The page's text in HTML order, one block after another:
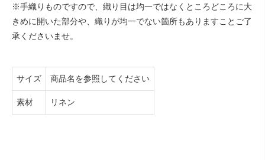
※手織りものですので、織り目は均一ではなくところどころに大
きめに開いた部分や、織りが均一でない箇所もありますことご了
承くださいませ。
サイズ 商品名を参照してください
素材 リネン